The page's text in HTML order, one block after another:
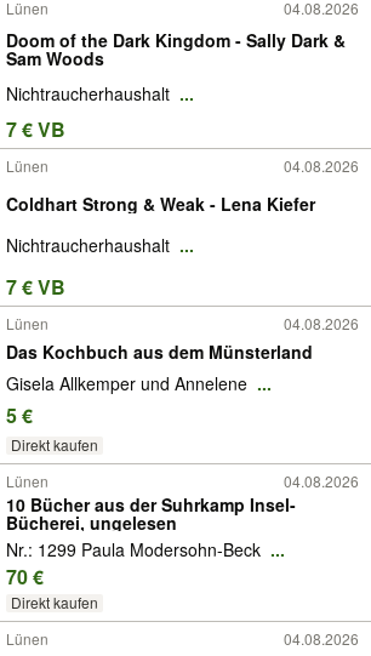
Lünen 04.08.2026
Doom of the Dark Kingdom - Sally Dark &
Sam Woods
Nichtraucherhaushalt ...
7 € VB
Lünen 04.08.2026
Coldhart Strong & Weak - Lena Kiefer
Nichtraucherhaushalt ...
7 € VB
Lünen 04.08.2026
Das Kochbuch aus dem Münsterland
Gisela Allkemper und Annelene ...
5 €
Direkt kaufen
Lünen 04.08.2026
10 Bücher aus der Suhrkamp Insel-
Bücherei, ungelesen
Nr.: 1299 Paula Modersohn-Beck ...
70 €
Direkt kaufen
Lünen 04.08.2026